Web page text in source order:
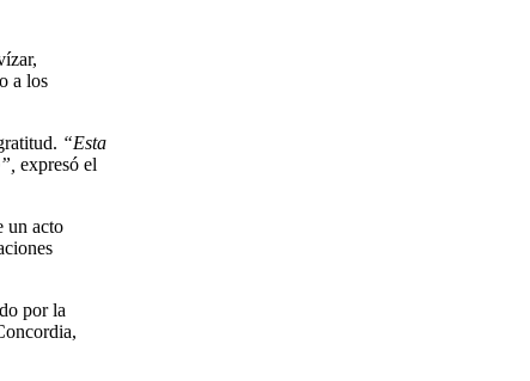
a los
“Esta
expresó el
un acto
por la